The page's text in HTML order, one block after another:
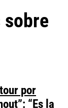
por
“Es la